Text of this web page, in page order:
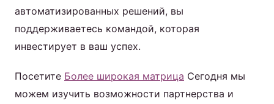
автоматизированных решений, вы
поддерживаетесь командой, которая
инвестирует в ваш успех.
Посетите Более широкая матрица Сегодня мы
можем изучить возможности партнерства и